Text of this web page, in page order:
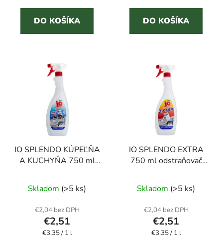
DO KOŠÍKA
z
5
hviezdičiek.
DO KOŠÍKA
IO SPLENDO KÚPEĽŇA
A KUCHYŇA 750 ml
Skladom (>5 ks)
€2,04 bez DPH
€2,51
Jednotková
€3,35 / 1 l
IO SPLENDO EXTRA
750 ml odstraňovač
Skladom (>5 ks)
€2,04 bez DPH
€2,51
Jednotková
€3,35 / 1 l